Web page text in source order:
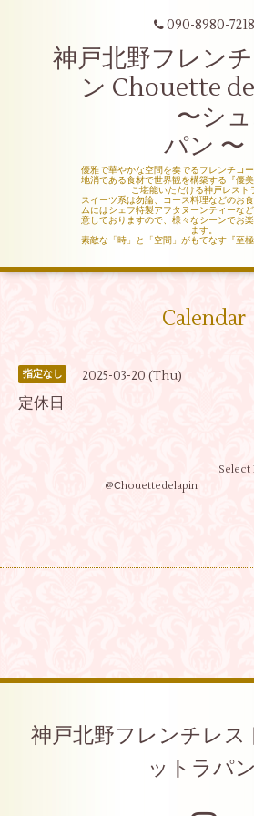
090-8980-7218
神戸北野フレン
ン Chouette
〜シュエ
パン 〜
優雅で華やかな空間を奏でるフレンチコ
地消である食材で世界観を構築する『優
ご堪能いただける神戸レスト
スイーツ系は勿論、コース料理などのお
ムにはシェフ特製アフタヌーンティーな
意しておりますので、様々なシーンでお
ます。
素敵な「時」と「空間」がもてなす『至極
Calendar
指定なし 2025-03-20 (Thu)
定休日
@Ⅽhouettedelapin
Select
神戸北野フレンチレス
ットラパン